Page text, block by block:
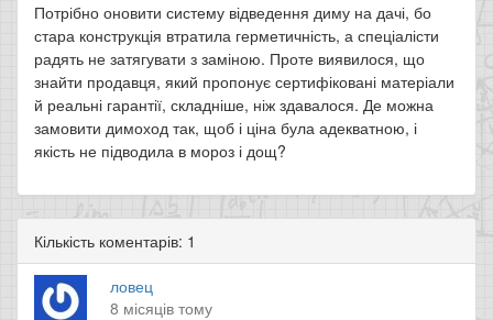
Потрібно оновити систему відведення диму на дачі, бо
стара конструкція втратила герметичність, а спеціалісти
радять не затягувати з заміною. Проте виявилося, що
знайти продавця, який пропонує сертифіковані матеріали
й реальні гарантії, складніше, ніж здавалося. Де можна
замовити димоход так, щоб і ціна була адекватною, і
якість не підводила в мороз і дощ?
Кількість коментарів: 1
ловец
8 місяців тому